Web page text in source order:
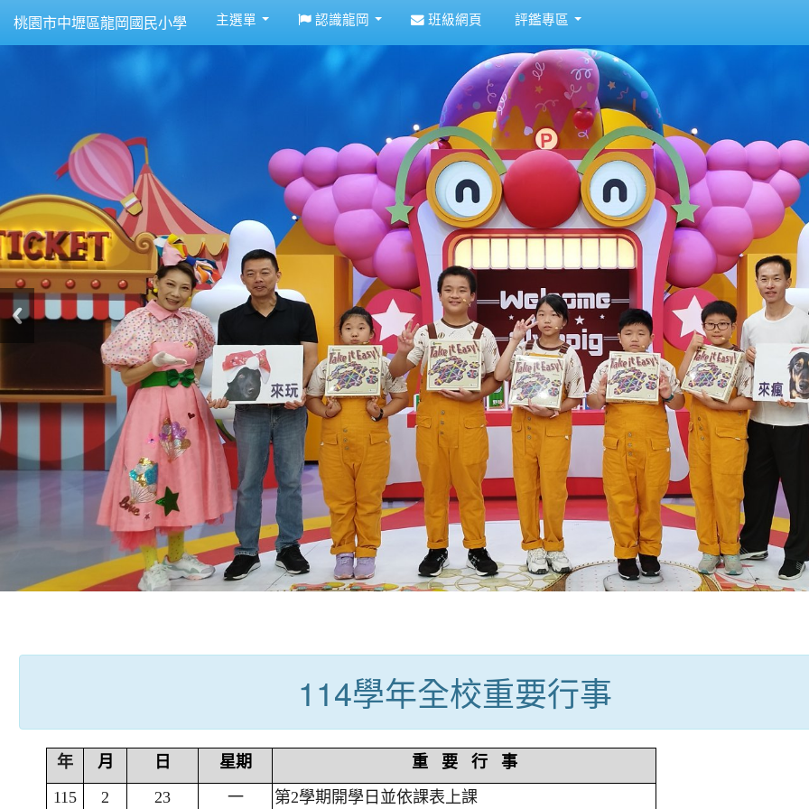
桃園市中壢區龍岡國民小學 主選單 認識龍岡 班級網頁 評鑑專區
114學年全校重要行事
年 月 日 星期
重 要 行 事
115
2 23 一 第2學期開學日並依課表上課